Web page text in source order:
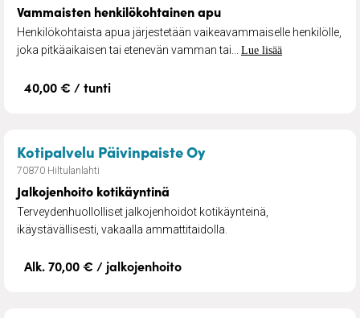
Vammaisten henkilökohtainen apu
Henkilökohtaista apua järjestetään vaikeavammaiselle henkilölle,
joka pitkäaikaisen tai etenevän vamman tai... Lue lisää
40,00 € / tunti
Kotipalvelu Päivinpaiste Oy– Jalkojenhoito
70870 Hiltulanlahti
Jalkojenhoito kotikäyntinä
Terveydenhuollolliset jalkojenhoidot kotikäynteinä,
ikäystävällisesti, vakaalla ammattitaidolla.
Alk. 70,00 € / jalkojenhoito